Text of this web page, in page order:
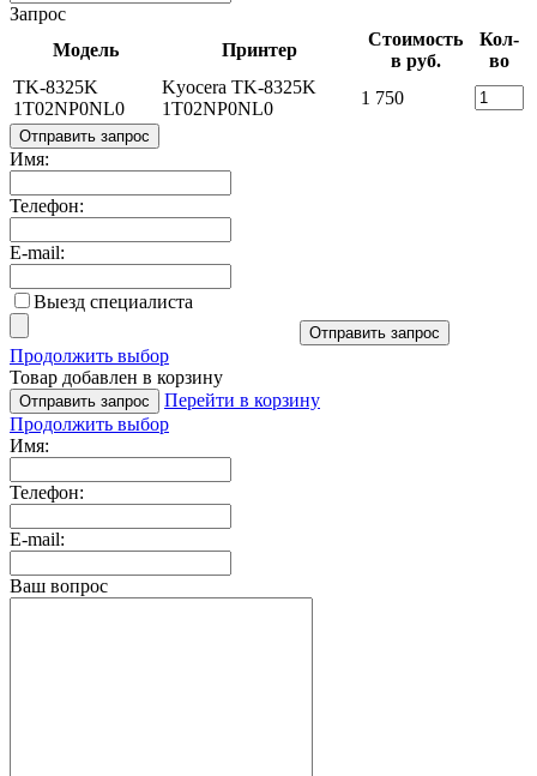
Запрос
Модель
Принтер
Стоимость
в руб.
Кол-
во
TK-8325K
1T02NP0NL0
Kyocera TK-8325K
1T02NP0NL0
1 750
Отправить запрос
Имя:
Телефон:
E-mail:
Выезд специалиста
Отправить запрос
Продолжить выбор
Товар добавлен в корзину
Отправить запрос
Перейти в корзину
Продолжить выбор
Имя:
Телефон:
E-mail:
Ваш вопрос